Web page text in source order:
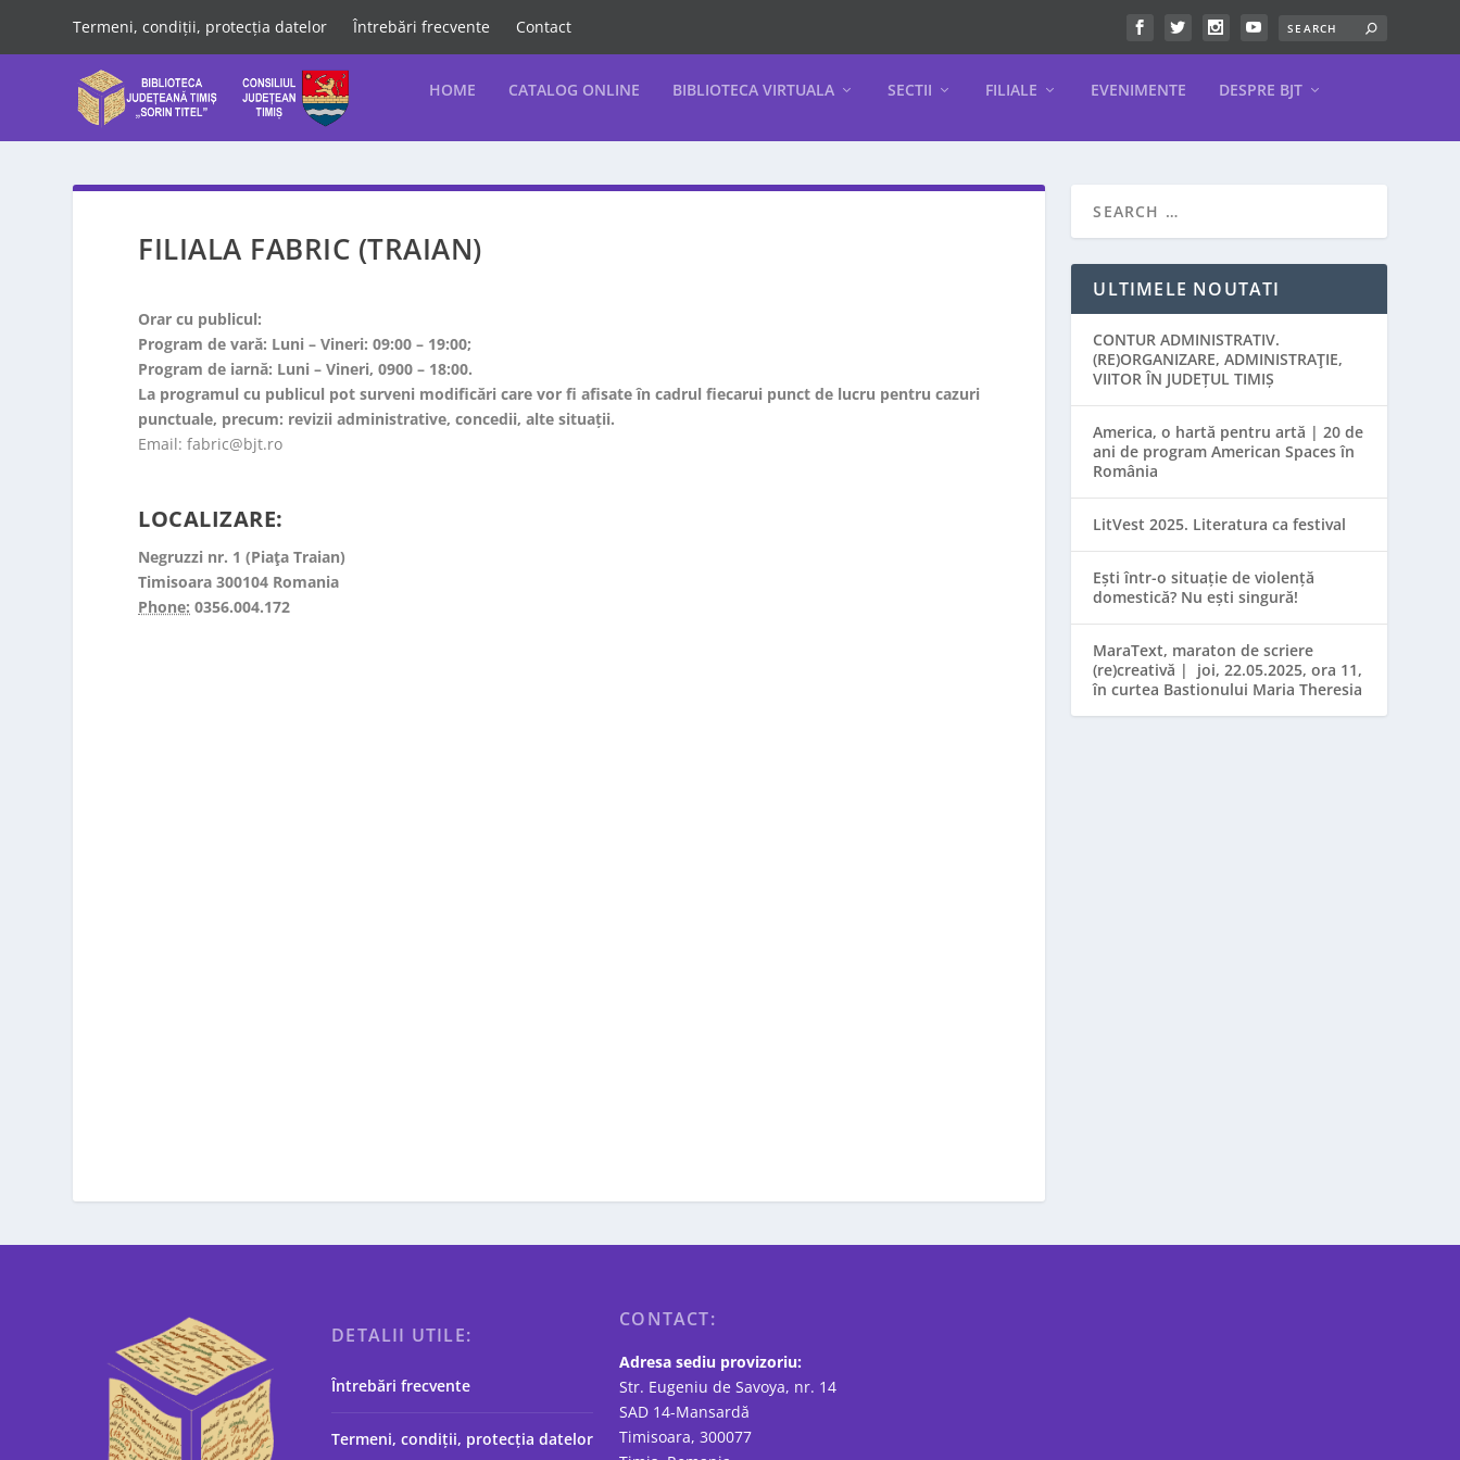
Termeni, condiții, protecția datelor Întrebări frecvente Contact
HOME CATALOG ONLINE BIBLIOTECA VIRTUALA SECTII FILIALE EVENIMENTE DESPRE BJT
FILIALA FABRIC (TRAIAN)
Orar cu publicul:
Program de vară: Luni – Vineri: 09:00 – 19:00;
Program de iarnă: Luni – Vineri, 0900 – 18:00.
La programul cu publicul pot surveni modificări care vor fi afisate în cadrul fiecarui punct de lucru pentru cazuri
punctuale, precum: revizii administrative, concedii, alte situații.
Email: fabric@bjt.ro
LOCALIZARE:
Negruzzi nr. 1 (Piaţa Traian)
Timisoara 300104 Romania
Phone: 0356.004.172
ULTIMELE NOUTATI
CONTUR ADMINISTRATIV.
(RE)ORGANIZARE, ADMINISTRAŢIE,
VIITOR ÎN JUDEȚUL TIMIȘ
America, o hartă pentru artă | 20 de
ani de program American Spaces în
România
LitVest 2025. Literatura ca festival
Ești într-o situație de violență
domestică? Nu ești singură!
MaraText, maraton de scriere
(re)creativă | joi, 22.05.2025, ora 11,
în curtea Bastionului Maria Theresia
DETALII UTILE:
Întrebări frecvente
Termeni, condiții, protecția datelor
CONTACT:
Adresa sediu provizoriu:
Str. Eugeniu de Savoya, nr. 14
SAD 14-Mansardă
Timisoara, 300077